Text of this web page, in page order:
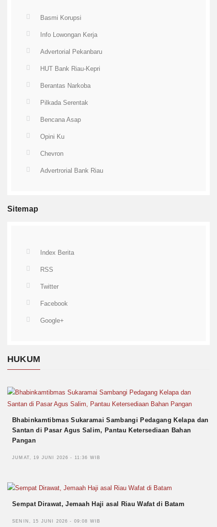
Basmi Korupsi
Info Lowongan Kerja
Advertorial Pekanbaru
HUT Bank Riau-Kepri
Berantas Narkoba
Pilkada Serentak
Bencana Asap
Opini Ku
Chevron
Advertrorial Bank Riau
Sitemap
Index Berita
RSS
Twitter
Facebook
Google+
HUKUM
Bhabinkamtibmas Sukaramai Sambangi Pedagang Kelapa dan
Santan di Pasar Agus Salim, Pantau Ketersediaan Bahan
Pangan
JUMAT, 19 JUNI 2026 - 11:36 WIB
Sempat Dirawat, Jemaah Haji asal Riau Wafat di Batam
SENIN, 15 JUNI 2026 - 09:08 WIB